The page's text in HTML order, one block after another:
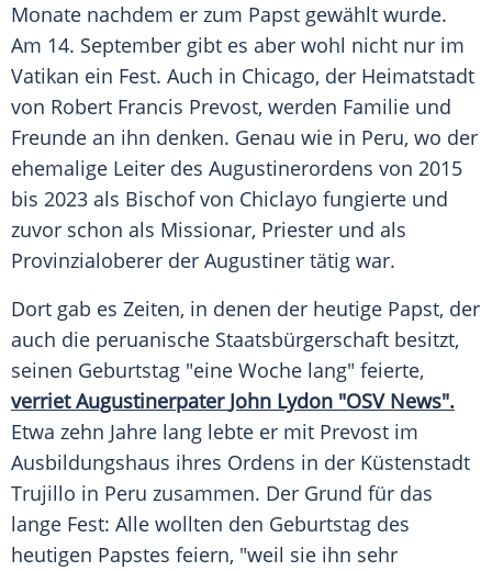
Monate nachdem er zum Papst gewählt wurde.
Am 14. September gibt es aber wohl nicht nur im
Vatikan ein Fest. Auch in Chicago, der Heimatstadt
von Robert Francis Prevost, werden Familie und
Freunde an ihn denken. Genau wie in Peru, wo der
ehemalige Leiter des Augustinerordens von 2015
bis 2023 als Bischof von Chiclayo fungierte und
zuvor schon als Missionar, Priester und als
Provinzialoberer der Augustiner tätig war.
Dort gab es Zeiten, in denen der heutige Papst, der
auch die peruanische Staatsbürgerschaft besitzt,
seinen Geburtstag "eine Woche lang" feierte,
verriet Augustinerpater John Lydon "OSV News".
Etwa zehn Jahre lang lebte er mit Prevost im
Ausbildungshaus ihres Ordens in der Küstenstadt
Trujillo in Peru zusammen. Der Grund für das
lange Fest: Alle wollten den Geburtstag des
heutigen Papstes feiern, "weil sie ihn sehr